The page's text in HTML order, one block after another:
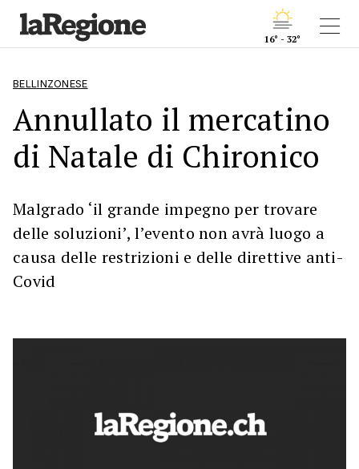
16° - 32°
BELLINZONESE
Annullato il mercatino
di Natale di Chironico
Malgrado ‘il grande impegno per trovare
delle soluzioni’, l’evento non avrà luogo a
causa delle restrizioni e delle direttive anti-
Covid